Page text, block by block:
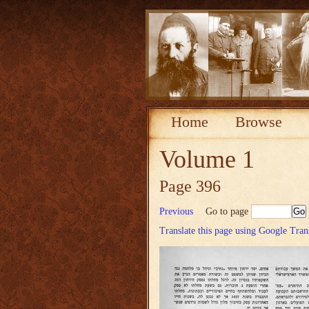
Home Browse
Volume 1
Page 396
Previous
Go to page
Translate this page using Google